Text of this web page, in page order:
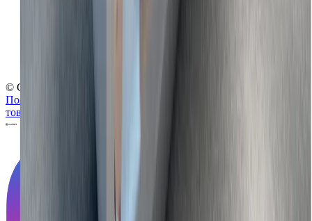
© Globus, 2008–2026
Политика конфиденциальности
товарных знаков